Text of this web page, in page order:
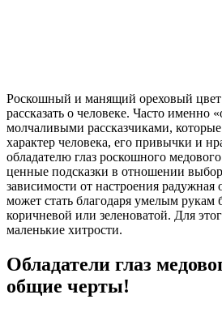
Роскошный и манящий ореховый цвет
рассказать о человеке. Часто именно
молчаливыми рассказчиками,
характер человека, его привычки и
обладателю глаз роскошного
ценные подсказки в отношении
зависимости от настроения радужная
может стать благодаря умелым рукам
коричневой или зеленоватой. Для
маленькие хитрости.
Обладатели глаз
общие черты!